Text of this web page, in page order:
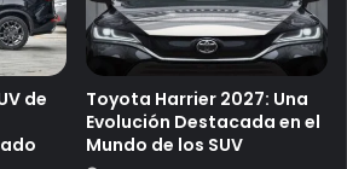
de
Toyota Harrier 2027: Una
Evolución Destacada en el
Mundo de los SUV